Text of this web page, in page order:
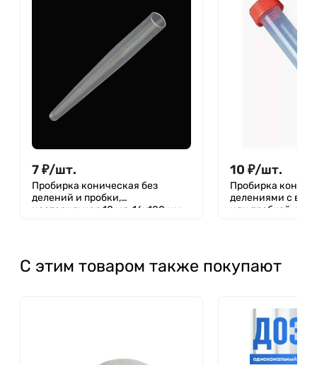
7₽/шт.
Пробирка коническая без
делений и пробки,
нестерильная 10 мл, 16х100 мм,
10 ₽/шт.
Пробирка
делениями с
или пробкой,
С этим товаром также покупают